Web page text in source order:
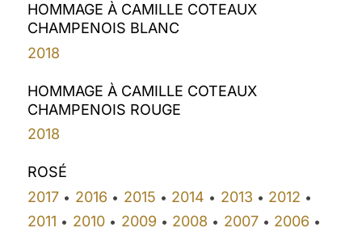
HOMMAGE À CAMILLE COTEAUX
CHAMPENOIS BLANC
2018
HOMMAGE À CAMILLE COTEAUX
CHAMPENOIS ROUGE
2018
ROSÉ
2017 • 2016 • 2015 • 2014 • 2013 • 2012 •
2011 • 2010• 2009 • 2008 • 2007• 2006 •